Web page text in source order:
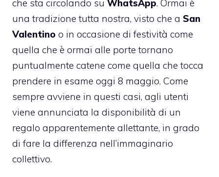
che sta circolando su WhatsApp. Ormai è
una tradizione tutta nostra, visto che a San
Valentino o in occasione di festività come
quella che è ormai alle porte tornano
puntualmente catene come quella che tocca
prendere in esame oggi 8 maggio. Come
sempre avviene in questi casi, agli utenti
viene annunciata la disponibilità di un
regalo apparentemente allettante, in grado
di fare la differenza nell’immaginario
collettivo.